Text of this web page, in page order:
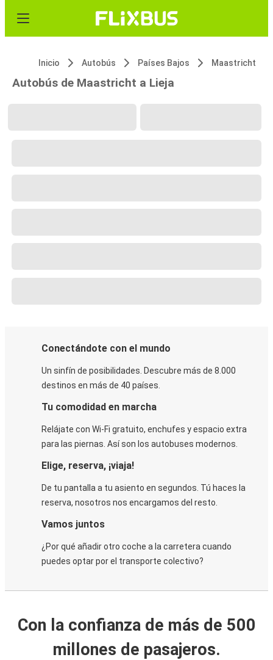
Inicio Autobús Países Bajos Maastricht
Autobús de Maastricht a Lieja
Conectándote con el mundo
Un sinfín de posibilidades. Descubre más de 8.000
destinos en más de 40 países.
Tu comodidad en marcha
Relájate con Wi-Fi gratuito, enchufes y espacio extra
para las piernas. Así son los autobuses modernos.
Elige, reserva, ¡viaja!
De tu pantalla a tu asiento en segundos. Tú haces la
reserva, nosotros nos encargamos del resto.
Vamos juntos
¿Por qué añadir otro coche a la carretera cuando
puedes optar por el transporte colectivo?
Con la confianza de más de 500
millones de pasajeros.